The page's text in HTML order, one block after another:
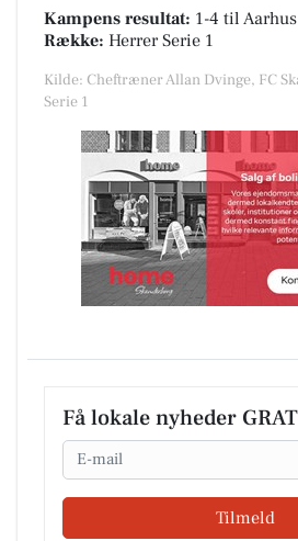
Kampens resultat: 1-4 til
Række: Herrer Serie 1
Kilde: Cheftræner Allan Dvinge, FC
Serie 1
Få lokale nyheder
Email
Tilmeld